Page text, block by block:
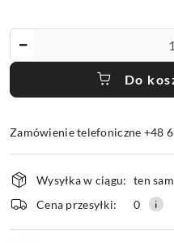
Do
Zamówienie telefoniczne +48
Dostępność
i
dostawa
Wysyłka w ciągu: ten
Cena przesyłki:
0